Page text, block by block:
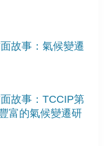
故事：氣候變遷
故事：TCCIP第
富的氣候變遷研